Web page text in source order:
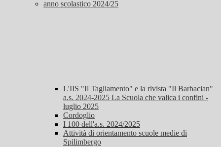
anno scolastico 2024/25
L'IIS "Il Tagliamento" e la rivista "Il Barbacian"
a.s. 2024-2025 La Scuola che valica i confini -
luglio 2025
Cordoglio
I 100 dell'a.s. 2024/2025
Attività di orientamento scuole medie di
Spilimbergo